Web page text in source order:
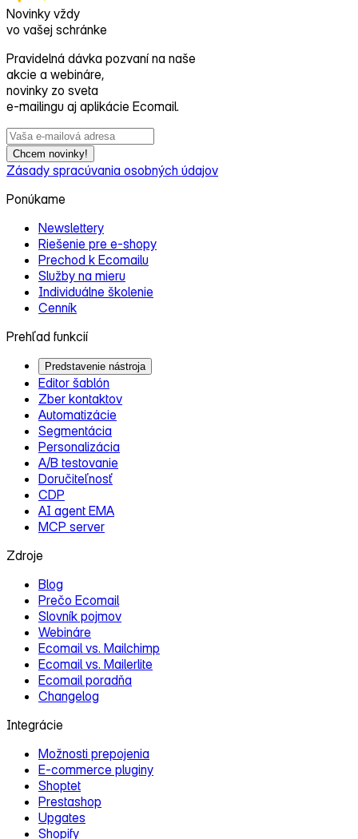
Novinky vždy
vo vašej schránke
Pravidelná dávka pozvaní na naše
akcie a webináre,
novinky zo sveta
e‑mailingu aj aplikácie Ecomail.
Chcem novinky!
Zásady spracúvania osobných údajov
Ponúkame
Newslettery
Riešenie pre e‑shopy
Prechod k Ecomailu
Služby na mieru
Individuálne školenie
Cenník
Prehľad funkcií
Predstavenie nástroja
Editor šablón
Zber kontaktov
Automatizácie
Segmentácia
Personalizácia
A/B testovanie
Doručiteľnosť
CDP
AI agent EMA
MCP server
Zdroje
Blog
Prečo Ecomail
Slovník pojmov
Webináre
Ecomail vs. Mailchimp
Ecomail vs. Mailerlite
Ecomail poradňa
Changelog
Integrácie
Možnosti prepojenia
E‑commerce pluginy
Shoptet
Prestashop
Upgates
Shopify